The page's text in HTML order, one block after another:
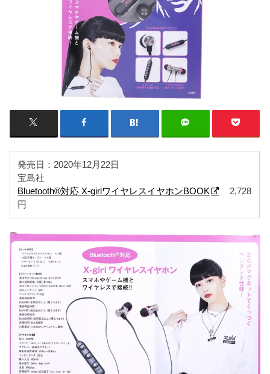
発売日：2020年12月22日
宝島社
Bluetooth®対応 X-girlワイヤレスイヤホンBOOK
2,728
円